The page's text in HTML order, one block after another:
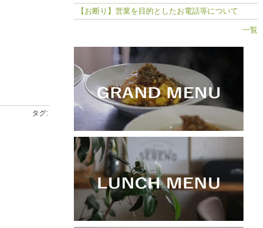
タグ:
【お断り】営業を目的としたお電話等について
一覧